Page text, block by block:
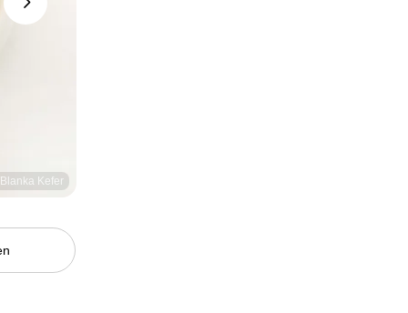
Kefer
Next